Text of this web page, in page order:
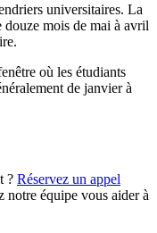
universitaires. La
douze mois de mai à avril
où les étudiants
de janvier à
? Réservez un appel
notre équipe vous aider à